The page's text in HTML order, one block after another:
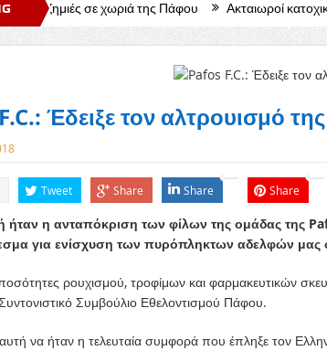
της Πάφου Ακταιωροί κατοχικού καθεστώτος
Έδειξε τον αλτρουισμό της
Tweet Share Share Share
ήταν η ανταπόκριση των φίλων της ομάδας της
για ενίσχυση των πυρόπληκτων αδελφών μας
ρουχισμού, τροφίμων και φαρμακευτικών
Συμβούλιο Εθελοντισμού Πάφου.
να ήταν η τελευταία συμφορά που έπληξε τον